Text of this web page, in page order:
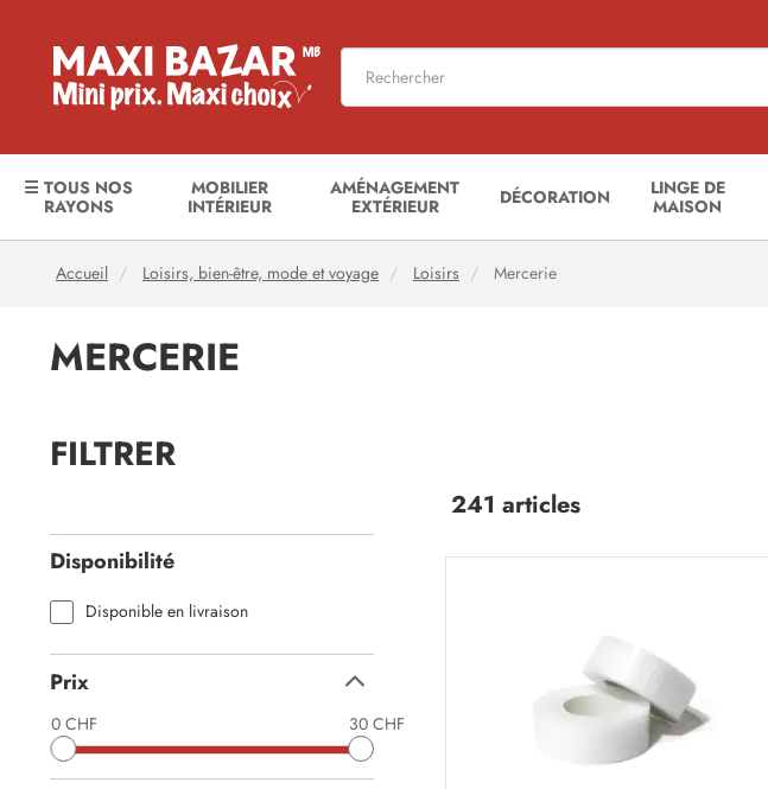
☰ TOUS NOS
RAYONS
MOBILIER
INTÉRIEUR
AMÉNAGEMENT
EXTÉRIEUR
DÉCORATION
LINGE DE
MAISON
Accueil Loisirs, bien-être, mode et voyage Loisirs Mercerie
MERCERIE
FILTRER
Disponibilité
Disponible en livraison
Prix Replier
0 CHF 30 CHF
241 articles